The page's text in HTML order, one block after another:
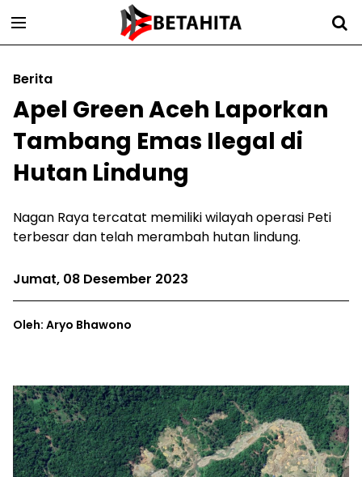
Berita
Apel Green Aceh Laporkan
Tambang Emas Ilegal di
Hutan Lindung
Nagan Raya tercatat memiliki wilayah operasi Peti
terbesar dan telah merambah hutan lindung.
Jumat, 08 Desember 2023
Oleh: Aryo Bhawono